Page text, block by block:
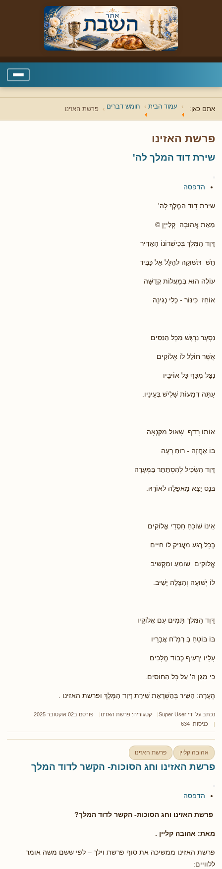
אתם כאן: עמוד הבית חומש דברים פרשת האזינו
פרשת האזינו
שירת דוד המלך לה'
הדפסה
שִׁירַת דָּוִד הַמֶּלֶךְ לָה'
מֵאֵת אֲהוּבָה קְלַייְן ©
דָּוִד הַמֶּלֶךְ בְּכִישְׁרוֹנוֹ הָאַדִּיר
חָשׁ תְּשׁוּקָה לְהַלֵּל אֵל כַּבִּיר
עוֹלֶה הוּא בְּמַעֲלוֹת קְדֻשָּׁה
אוֹחֵז כִּינּוֹר - כְּלִי נְגִינָה
נִסְעָר נִרְגָּשׁ מִכָּל הַנִּסִּים
אֲשֶׁר חוֹלֵל לוֹ אֱלוֹקִים
נִצַּל מִכַּף כָּל אוֹיְבָיו
עַתָּה דְּמָעוֹת שָׁלִישׁ בְּעֵינָיו.
אוֹתוֹ רָדַף שָׁאוּל מִקִּנְאָה
בּוֹ אָחֲזָה - רוּחַ רָעָה
דָּוִד הִשְׂכִּיל לְהִסְתַּתֵּר בַּמְּעָרָה
בְּנֵס יָצָא מֵאֲפֵלָה לְאוֹרָהּ.
אֵינוֹ שׁוֹכֵחַ חַסְדֵי אֱלוֹקִים
בְּכָל רֶגַע מַעֲנִיק לוֹ חַיִּים
אֱלוֹקִים שׁוֹמֵעַ וּמַקְשִׁיב
לוֹ יְשׁוּעָה וְהַצָּלָה יָשִׁיב.
דָּוִד הַמֶּלֶךְ תָּמִים עִם אֱלוֹקֵיו
בּוֹ בּוֹטֵחַ בְּ רְמַ"ח אֲבָרָיו
עָלָיו יַרְעִיף כְּבוֹד מְלָכִים
כִּי מֵגֵן ה' עַל כָּל הַחוֹסִים.
הֶעָרָה: הַשִּׁיר בְּהַשְׁרָאַת שִׁירַת דָּוִד הַמֶּלֶךְ ופרשת האזינו .
נכתב על ידי Super User קטגוריה: פרשת האזינו
פורסם ב02 אוקטובר 2025
כניסות: 634
אהובה קליין פרשת האזינו
פרשת האזינו וחג הסוכות- הקשר לדוד המלך
הדפסה
פרשת האזינו וחג הסוכות- הקשר לדוד המלך?
מאת: אהובה קליין .
פרשת האזינו ממשיכה את סוף פרשת וילך – לפי ששם משה אומר
ללוויים: